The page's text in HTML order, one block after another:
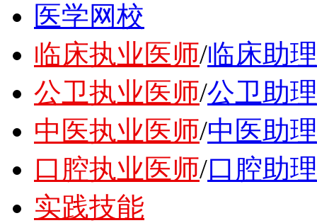
医学网校
临床执业医师/临床助
公卫执业医师/公卫助
中医执业医师/中医助
口腔执业医师/口腔助
实践技能